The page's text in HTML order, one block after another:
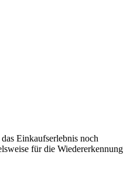
Einkaufserlebnis noch
für die Wiedererkennung